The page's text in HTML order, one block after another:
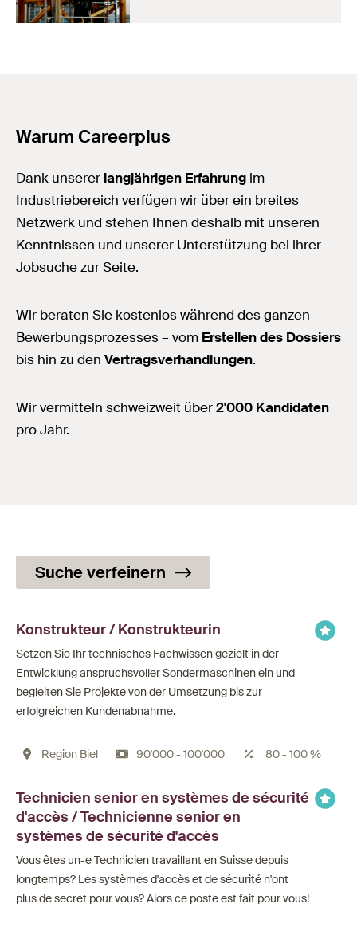
Warum Careerplus
Dank unserer langjährigen Erfahrung im
Industriebereich verfügen wir über ein breites
Netzwerk und stehen Ihnen deshalb mit unseren
Kenntnissen und unserer Unterstützung bei ihrer
Jobsuche zur Seite.
Wir beraten Sie kostenlos während des ganzen
Bewerbungsprozesses – vom Erstellen des Dossiers
bis hin zu den Vertragsverhandlungen.
Wir vermitteln schweizweit über2'000 Kandidaten
pro Jahr.
Suche verfeinern
Konstrukteur / Konstrukteurin
Setzen Sie Ihr technisches Fachwissen gezielt in der
Entwicklung anspruchsvoller Sondermaschinen ein und
begleiten Sie Projekte von der Umsetzung bis zur
erfolgreichen Kundenabnahme.
Region Biel 90'000 - 100'000 80 - 100 %
Technicien senior en systèmes de sécurité
d'accès / Technicienne senior en
systèmes de sécurité d'accès
Vous êtes un-e Technicien travaillant en Suisse depuis
longtemps? Les systèmes d'accès et de sécurité n'ont
plus de secret pour vous? Alors ce poste est fait pour vous!